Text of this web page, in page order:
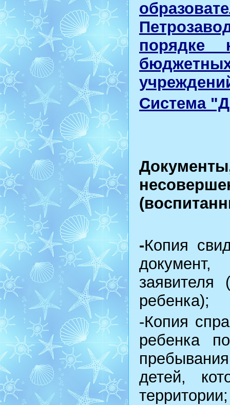
порядке
Система
-Копия
заявителя
ребенка);
-Копия
ребенка
детей,
территории;